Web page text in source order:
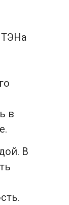
ТЭНа
в
В